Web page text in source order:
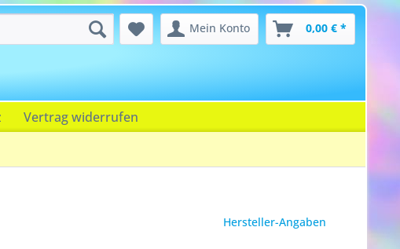
Mein Konto 0,00 € *
Vertrag widerrufen
Hersteller-Angaben